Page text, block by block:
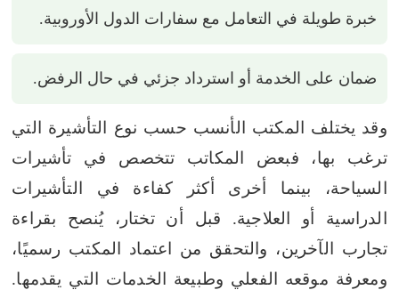
خبرة طويلة في التعامل مع سفارات الدول الأوروبية.
ضمان على الخدمة أو استرداد جزئي في حال الرفض.
وقد يختلف المكتب الأنسب حسب نوع التأشيرة التي
ترغب بها، فبعض المكاتب تتخصص في تأشيرات
السياحة، بينما أخرى أكثر كفاءة في التأشيرات
الدراسية أو العلاجية. قبل أن تختار، يُنصح بقراءة
تجارب الآخرين، والتحقق من اعتماد المكتب رسميًا،
ومعرفة موقعه الفعلي وطبيعة الخدمات التي يقدمها.